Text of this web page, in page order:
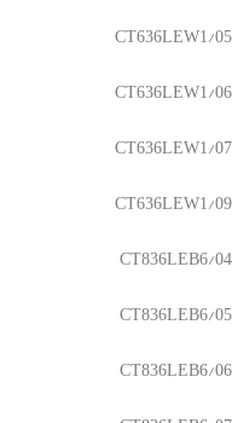
CT636LEW1/05
CT636LEW1/06
CT636LEW1/07
CT636LEW1/09
CT836LEB6/04
CT836LEB6/05
CT836LEB6/06